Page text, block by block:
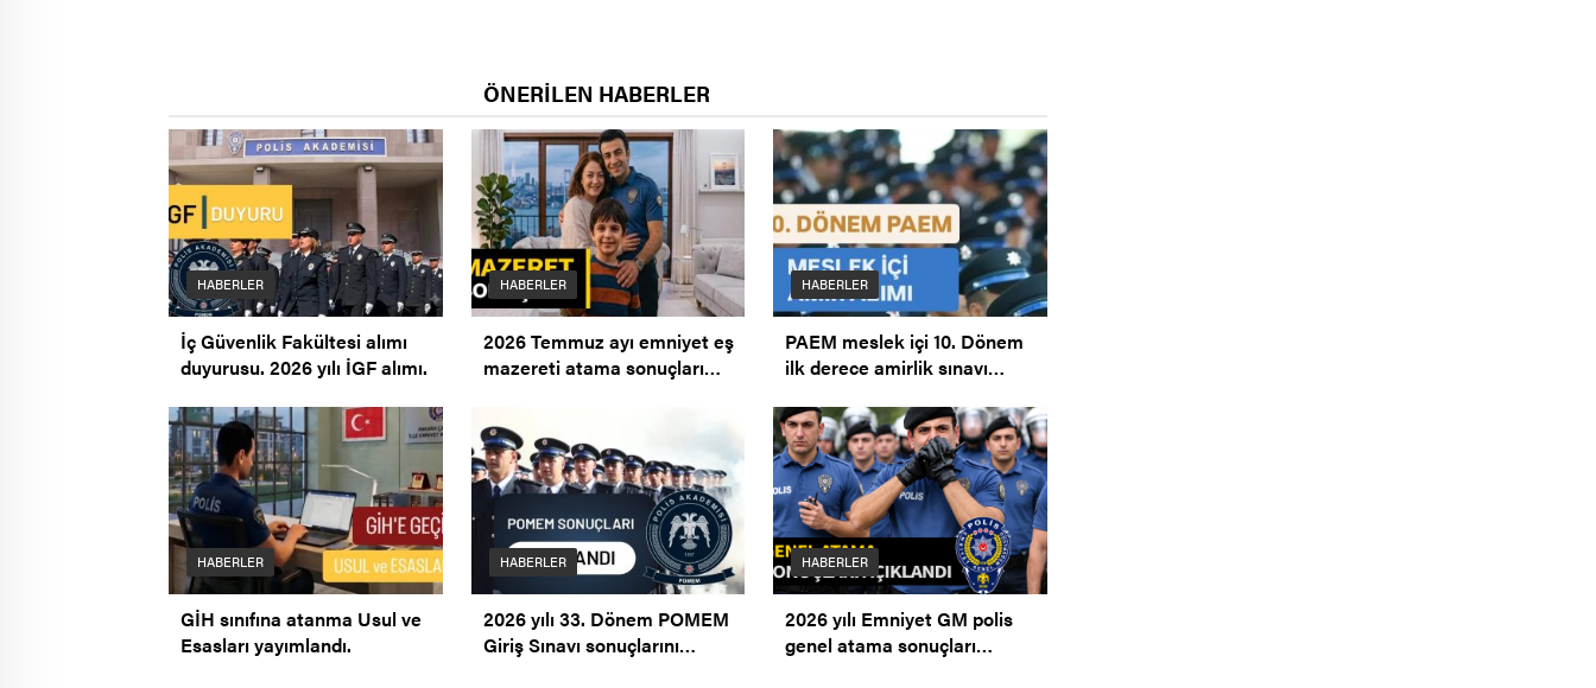
ÖNERİLEN HABERLER
HABERLER
İç Güvenlik Fakültesi alımı
duyurusu. 2026 yılı İGF alımı.
HABERLER
2026 Temmuz ayı emniyet eş
mazereti atama sonuçları
HABERLER
PAEM meslek içi 10. Dönem
ilk derece amirlik sınavı
HABERLER
GİH sınıfına atanma Usul ve
Esasları yayımlandı.
HABERLER
2026 yılı 33. Dönem POMEM
Giriş Sınavı sonuçlarını
HABERLER
2026 yılı Emniyet GM polis
genel atama sonuçları